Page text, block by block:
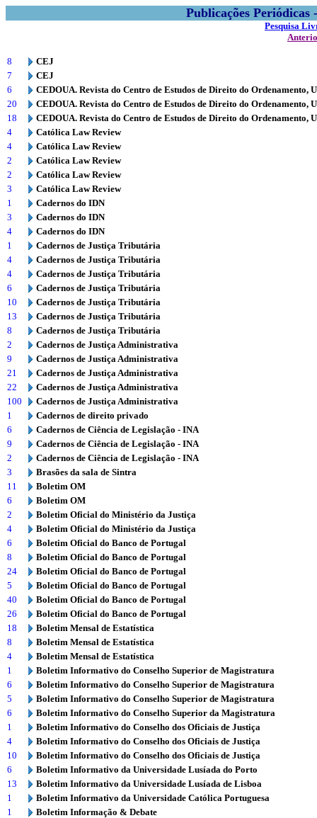
Publicações
Pesquisa
8
CEJ
7
CEJ
6
CEDOUA. Revista do Centro de Estudos de Direito do Ordenamento,
20
CEDOUA. Revista do Centro de Estudos de Direito do Ordenamento,
18
CEDOUA. Revista do Centro de Estudos de Direito do Ordenamento,
4
Católica Law Review
4
Católica Law Review
2
Católica Law Review
2
Católica Law Review
3
Católica Law Review
1
Cadernos do IDN
3
Cadernos do IDN
4
Cadernos do IDN
1
Cadernos de Justiça Tributária
4
Cadernos de Justiça Tributária
4
Cadernos de Justiça Tributária
6
Cadernos de Justiça Tributária
10
Cadernos de Justiça Tributária
13
Cadernos de Justiça Tributária
8
Cadernos de Justiça Tributária
2
Cadernos de Justiça Administrativa
9
Cadernos de Justiça Administrativa
21
Cadernos de Justiça Administrativa
22
Cadernos de Justiça Administrativa
100
Cadernos de Justiça Administrativa
1
Cadernos de direito privado
6
Cadernos de Ciência de Legislação - INA
9
Cadernos de Ciência de Legislação - INA
2
Cadernos de Ciência de Legislação - INA
3
Brasões da sala de Sintra
11
Boletim OM
6
Boletim OM
2
Boletim Oficial do Ministério da Justiça
4
Boletim Oficial do Ministério da Justiça
6
Boletim Oficial do Banco de Portugal
8
Boletim Oficial do Banco de Portugal
24
Boletim Oficial do Banco de Portugal
5
Boletim Oficial do Banco de Portugal
40
Boletim Oficial do Banco de Portugal
26
Boletim Oficial do Banco de Portugal
18
Boletim Mensal de Estatística
8
Boletim Mensal de Estatística
4
Boletim Mensal de Estatística
1
Boletim Informativo do Conselho Superior de Magistratura
6
Boletim Informativo do Conselho Superior de Magistratura
5
Boletim Informativo do Conselho Superior de Magistratura
6
Boletim Informativo do Conselho Superior da Magistratura
1
Boletim Informativo do Conselho dos Oficiais de Justiça
4
Boletim Informativo do Conselho dos Oficiais de Justiça
10
Boletim Informativo do Conselho dos Oficiais de Justiça
6
Boletim Informativo da Universidade Lusíada do Porto
13
Boletim Informativo da Universidade Lusíada de Lisboa
1
Boletim Informativo da Universidade Católica Portuguesa
1
Boletim Informação & Debate